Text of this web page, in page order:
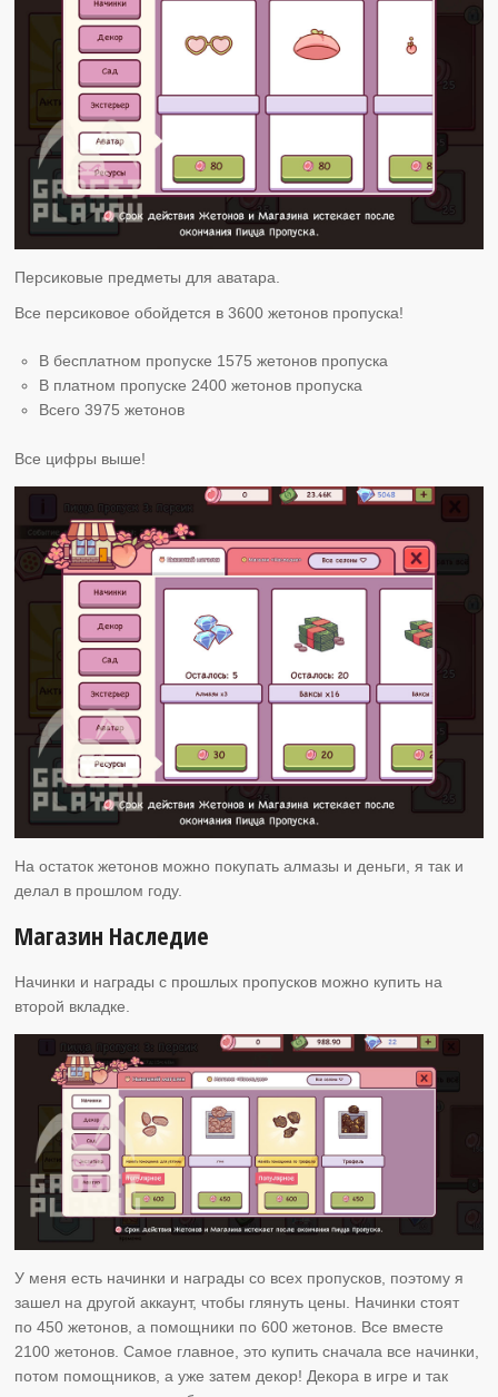
Персиковые предметы для аватара.
Все персиковое обойдется в 3600 жетонов пропуска!
В бесплатном пропуске 1575 жетонов пропуска
В платном пропуске 2400 жетонов пропуска
Всего 3975 жетонов
Все цифры выше!
На остаток жетонов можно покупать алмазы и деньги, я так и
делал в прошлом году.
Магазин Наследие
Начинки и награды с прошлых пропусков можно купить на
второй вкладке.
У меня есть начинки и награды со всех пропусков, поэтому я
зашел на другой аккаунт, чтобы глянуть цены. Начинки стоят
по 450 жетонов, а помощники по 600 жетонов. Все вместе
2100 жетонов. Самое главное, это купить сначала все начинки,
потом помощников, а уже затем декор! Декора в игре и так